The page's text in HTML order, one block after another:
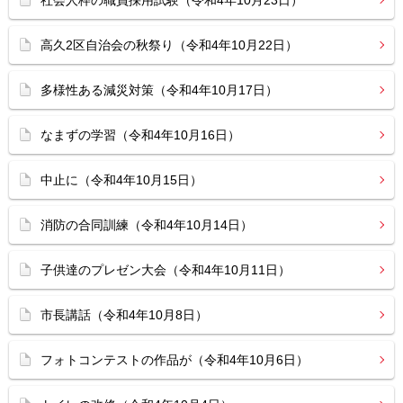
高久2区自治会の秋祭り（令和4年10月22日）
多様性ある減災対策（令和4年10月17日）
なまずの学習（令和4年10月16日）
中止に（令和4年10月15日）
消防の合同訓練（令和4年10月14日）
子供達のプレゼン大会（令和4年10月11日）
市長講話（令和4年10月8日）
フォトコンテストの作品が（令和4年10月6日）